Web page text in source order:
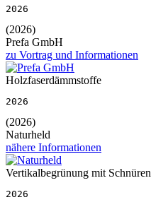
2026
(2026)
Prefa GmbH
zu Vortrag und Informationen
Holzfaserdämmstoffe
2026
(2026)
Naturheld
nähere Informationen
Vertikalbegrünung mit Schnüren
2026